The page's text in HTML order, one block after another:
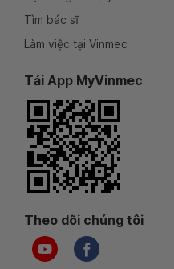
Tìm bác sĩ
Làm việc tại Vinmec
Tải App MyVinmec
Theo dõi chúng tôi